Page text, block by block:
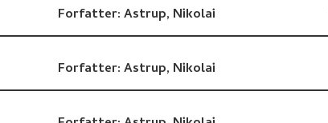
Forfatter:Astrup, Nikolai
Forfatter:Astrup, Nikolai